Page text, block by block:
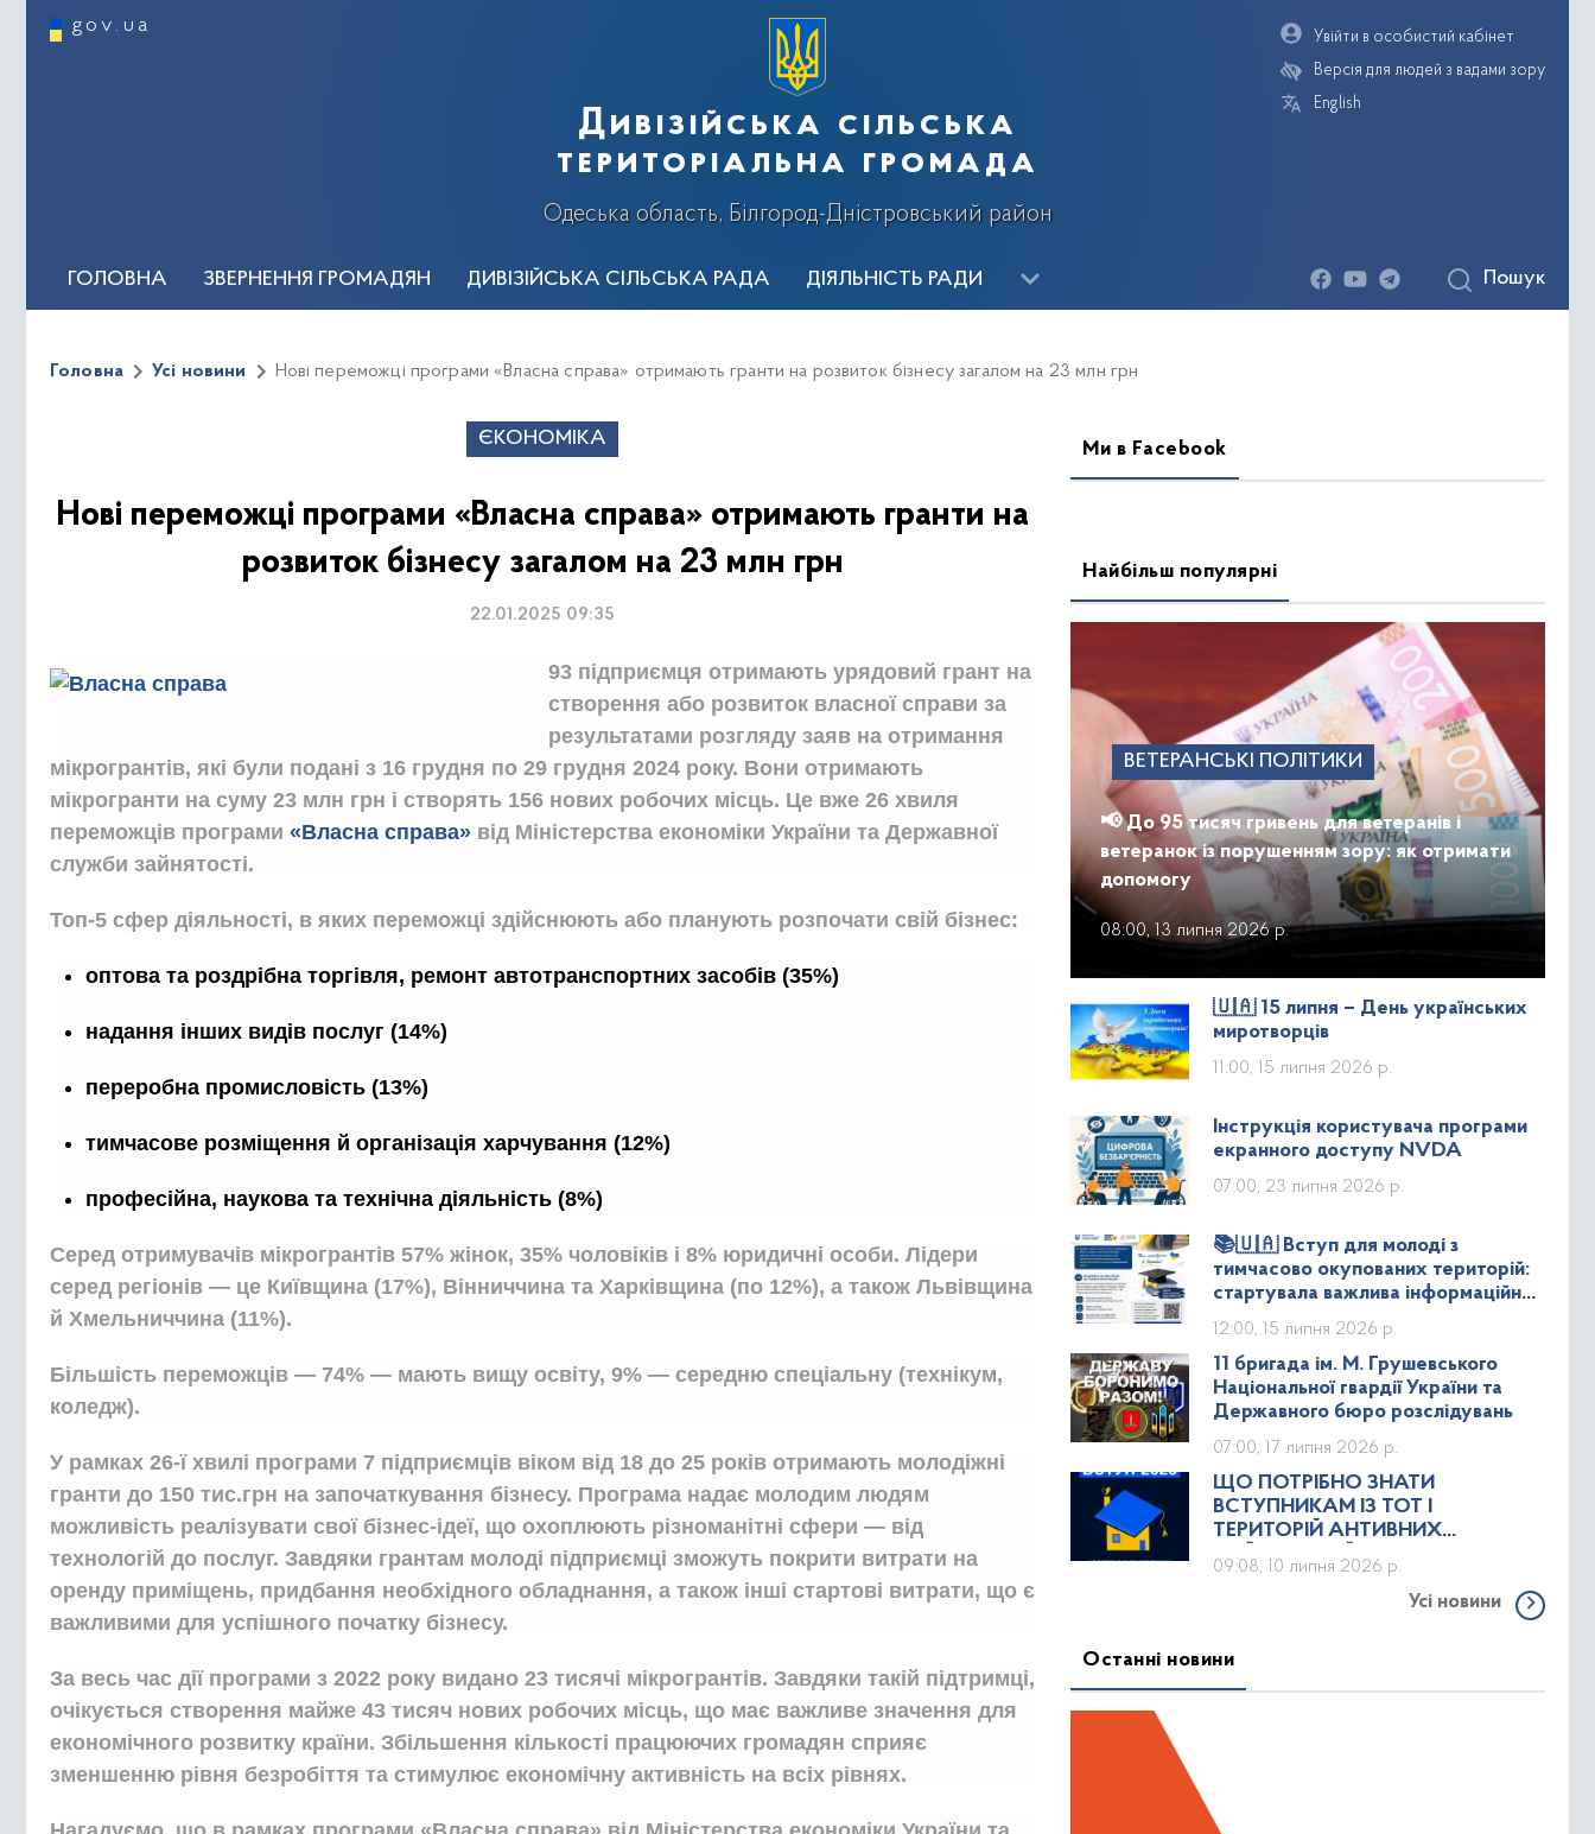
gov.ua
Дивізійська сільська
територіальна громада
Одеська область, Білгород-Дністровський район
Увійти в особистий кабінет
Версія для людей з вадами зору
English
ГОЛОВНА ЗВЕРНЕННЯ ГРОМАДЯН ДИВІЗІЙСЬКА СІЛЬСЬКА РАДА ДІЯЛЬНІСТЬ РАДИ Пошук
Головна Усі новини Нові переможці програми «Власна справа» отримають гранти на розвиток бізнесу загалом на 23 млн грн
ЄКОНОМІКА
Нові переможці програми «Власна справа» отримають гранти на
розвиток бізнесу загалом на 23 млн грн
22.01.2025 09:35
93 підприємця отримають урядовий грант на
створення або розвиток власної справи за
результатами розгляду заяв на отримання
мікрогрантів, які були подані з 16 грудня по 29 грудня 2024 року. Вони отримають
мікрогранти на суму 23 млн грн і створять 156 нових робочих місць. Це вже 26 хвиля
переможців програми «Власна справа» від Міністерства економіки України та Державної
служби зайнятості.
Топ-5 сфер діяльності, в яких переможці здійснюють або планують розпочати свій бізнес:
оптова та роздрібна торгівля, ремонт автотранспортних засобів (35%)
надання інших видів послуг (14%)
переробна промисловість (13%)
тимчасове розміщення й організація харчування (12%)
професійна, наукова та технічна діяльність (8%)
Серед отримувачів мікрогрантів 57% жінок, 35% чоловіків і 8% юридичні особи. Лідери
серед регіонів — це Київщина (17%), Вінниччина та Харківщина (по 12%), а також Львівщина
й Хмельниччина (11%).
Більшість переможців — 74% — мають вищу освіту, 9% — середню спеціальну (технікум,
коледж).
У рамках 26-ї хвилі програми 7 підприємців віком від 18 до 25 років отримають молодіжні
гранти до 150 тис.грн на започаткування бізнесу. Програма надає молодим людям
можливість реалізувати свої бізнес-ідеї, що охоплюють різноманітні сфери — від
технологій до послуг. Завдяки грантам молоді підприємці зможуть покрити витрати на
оренду приміщень, придбання необхідного обладнання, а також інші стартові витрати, що є
важливими для успішного початку бізнесу.
За весь час дії програми з 2022 року видано 23 тисячі мікрогрантів. Завдяки такій підтримці,
очікується створення майже 43 тисяч нових робочих місць, що має важливе значення для
економічного розвитку країни. Збільшення кількості працюючих громадян сприяє
зменшенню рівня безробіття та стимулює економічну активність на всіх рівнях.
Ми в Facebook
Найбільш популярні
ВЕТЕРАНСЬКІ ПОЛІТИКИ
📢 До 95 тисяч гривень для ветеранів і
ветеранок із порушенням зору: як отримати
допомогу
08:00, 13 липня 2026 р.
🇺🇦 15 липня – День українських
миротворців
11:00, 15 липня 2026 р.
Інструкція користувача програми
екранного доступу NVDA
07:00, 23 липня 2026 р.
📚🇺🇦 Вступ для молоді з
тимчасово окупованих територій:
стартувала важлива інформаційна
кампанія!
12:00, 15 липня 2026 р.
11 бригада ім. М. Грушевського
Національної гвардії України та
Державного бюро розслідувань
07:00, 17 липня 2026 р.
ЩО ПОТРІБНО ЗНАТИ
ВСТУПНИКАМ ІЗ ТОТ І
ТЕРИТОРІЙ АНТИВНИХ
БОЙОВИХ ДІЙ ПРО СПЕЦІАЛЬНІ
УМОВИ ВСТУПУ В ЗАКЛАДИ
09:08, 10 липня 2026 р.
Усі новини
Останні новини